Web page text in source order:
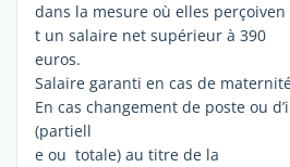
dans la mesure où elles perçoiven
t un salaire net supérieur à 390
euros.
Salaire garanti en cas de
En cas changement de poste ou
(partiell
e ou totale) au titre de la